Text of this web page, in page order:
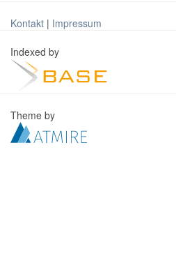
Kontakt | Impressum
Indexed by
Theme by